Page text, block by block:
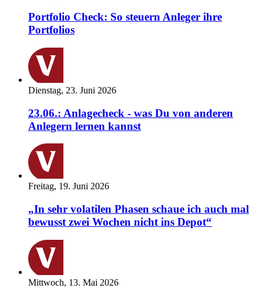
Portfolio Check: So steuern Anleger ihre
Portfolios
Dienstag, 23. Juni 2026
23.06.: Anlagecheck - was Du von anderen
Anlegern lernen kannst
Freitag, 19. Juni 2026
„In sehr volatilen Phasen schaue ich auch mal
bewusst zwei Wochen nicht ins Depot“
Mittwoch, 13. Mai 2026